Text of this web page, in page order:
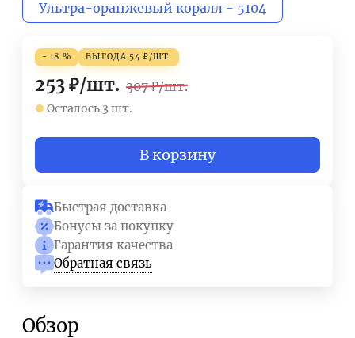
Ультра-оранжевый коралл - 5104
- 18 % ВЫГОДА 54 ₽/ШТ.
253₽/шт. 307 ₽/шт.
Осталось 3 шт.
В корзину
Быстрая доставка
Бонусы за покупку
Гарантия качества
Обратная связь
Обзор